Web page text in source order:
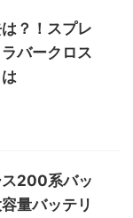
？！スプレ
バークロス
ス200系バッ
量バッテリ